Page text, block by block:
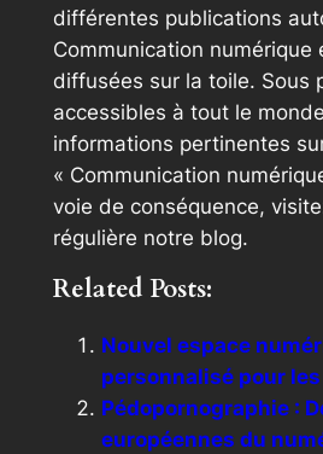
différentes publications
Communication numérique
diffusées sur la toile. Sous
accessibles à tout le
informations pertinentes
« Communication
voie de conséquence,
régulière notre blog.
Related Posts:
Nouvel espace
personnalisé pour
Pédopornographie :
européennes du